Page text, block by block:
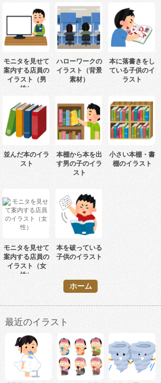
モニタを見せて
案内する店員の
イラスト（男
性）
ハローワークの
イラスト（背景
素材）
本に落書きをし
ている子供のイ
ラスト
並んだ本のイラ
スト
本棚から本を出
す男の子のイラ
スト
小さい本棚・書
棚のイラスト
モニタを見せて
案内する店員の
イラスト（女
性）
本を破っている
子供のイラスト
ホーム
最近のイラスト